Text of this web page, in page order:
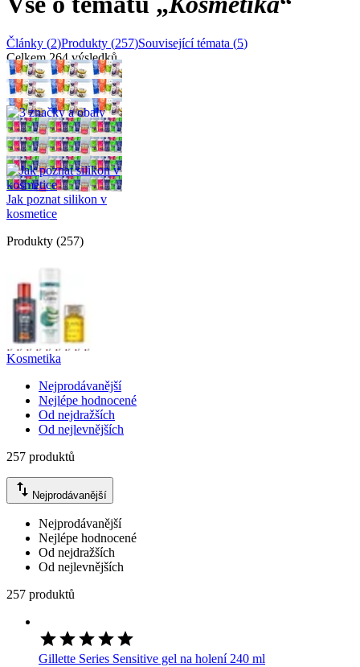
Články (2)Produkty (257)Související témata (5)
Celkem 264 výsledků
Články(2)
3 značky a obaly bez
morální kocoviny
Jak poznat silikon v
kosmetice
Produkty (257)
Kosmetika
Nejprodávanější
Nejlépe hodnocené
Od nejdražších
Od nejlevnějších
257 produktů
Nejprodávanější
Nejprodávanější
Nejlépe hodnocené
Od nejdražších
Od nejlevnějších
257 produktů
Gillette Series Sensitive gel na holení 240 ml